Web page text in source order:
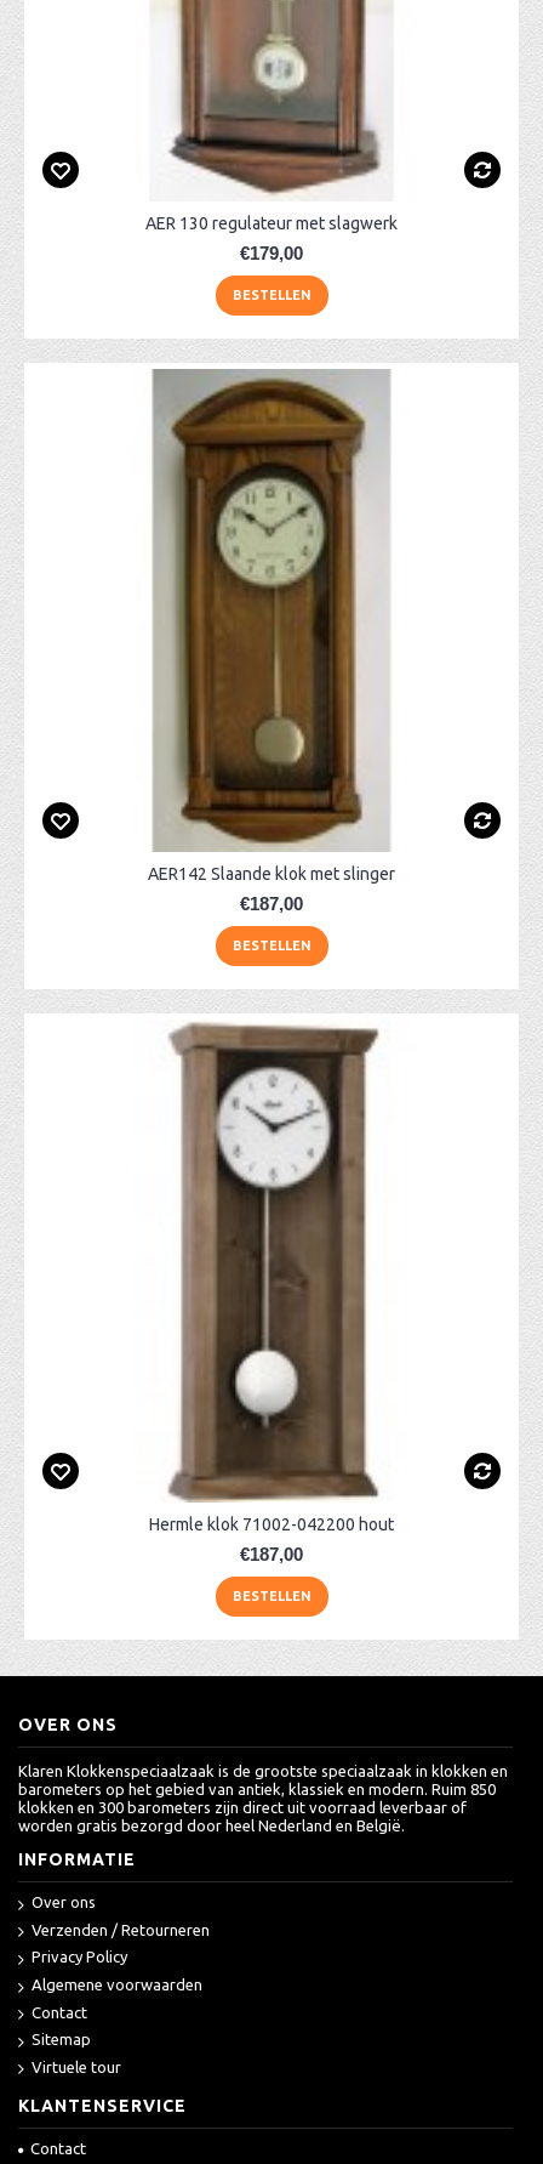
AER 130 regulateur met slagwerk
€179,00
BESTELLEN
AER142 Slaande klok met slinger
€187,00
BESTELLEN
Hermle klok 71002-042200 hout
€187,00
BESTELLEN
OVER ONS
Klaren Klokkenspeciaalzaak is de grootste speciaalzaak in klokken en
barometers op het gebied van antiek, klassiek en modern. Ruim 850
klokken en 300 barometers zijn direct uit voorraad leverbaar of
worden gratis bezorgd door heel Nederland en België.
INFORMATIE
Over ons
Verzenden / Retourneren
Privacy Policy
Algemene voorwaarden
Contact
Sitemap
Virtuele tour
KLANTENSERVICE
Contact